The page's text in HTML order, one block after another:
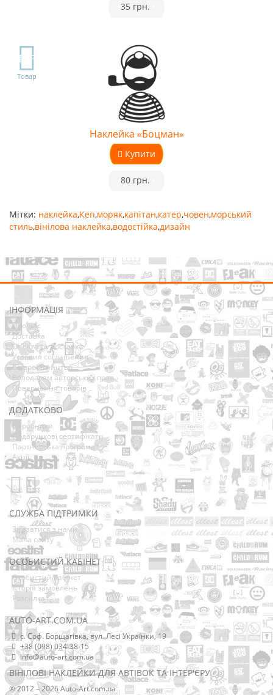
35 грн.
TOP
Товар
Наклейка «Боцман»
Купити
80 грн.
Мітки: наклейка,Кеп,моряк,капітан,катер,човен,морський
стиль,вінілова наклейка,водостійка,дизайн
ІНФОРМАЦІЯ
Про нас
Доставка
Оплата та Доставка
Условия соглашения
Співробітництво
Володарям авторських прав
Повернення товарів
ДОДАТКОВО
Виробники
Подарункові сертифікати
Партнерська програма
Акції
СЛУЖБА ПІДТРИМКИ
Зв’язатися з нами
Мапа сайту
ОСОБИСТИЙ КАБІНЕТ
Особистий Кабінет
Історія замовлень
Розсилка
AUTO-ART.COM.UA
с. Соф. Борщагівка, вул. Лесі Українки, 19
+38 (098) 034-38-15
info@auto-art.com.ua
ВІНІЛОВІ НАКЛЕЙКИ ДЛЯ АВТІВОК ТА ІНТЕР'ЄРУ
© 2012 – 2026 Auto-Art.com.ua